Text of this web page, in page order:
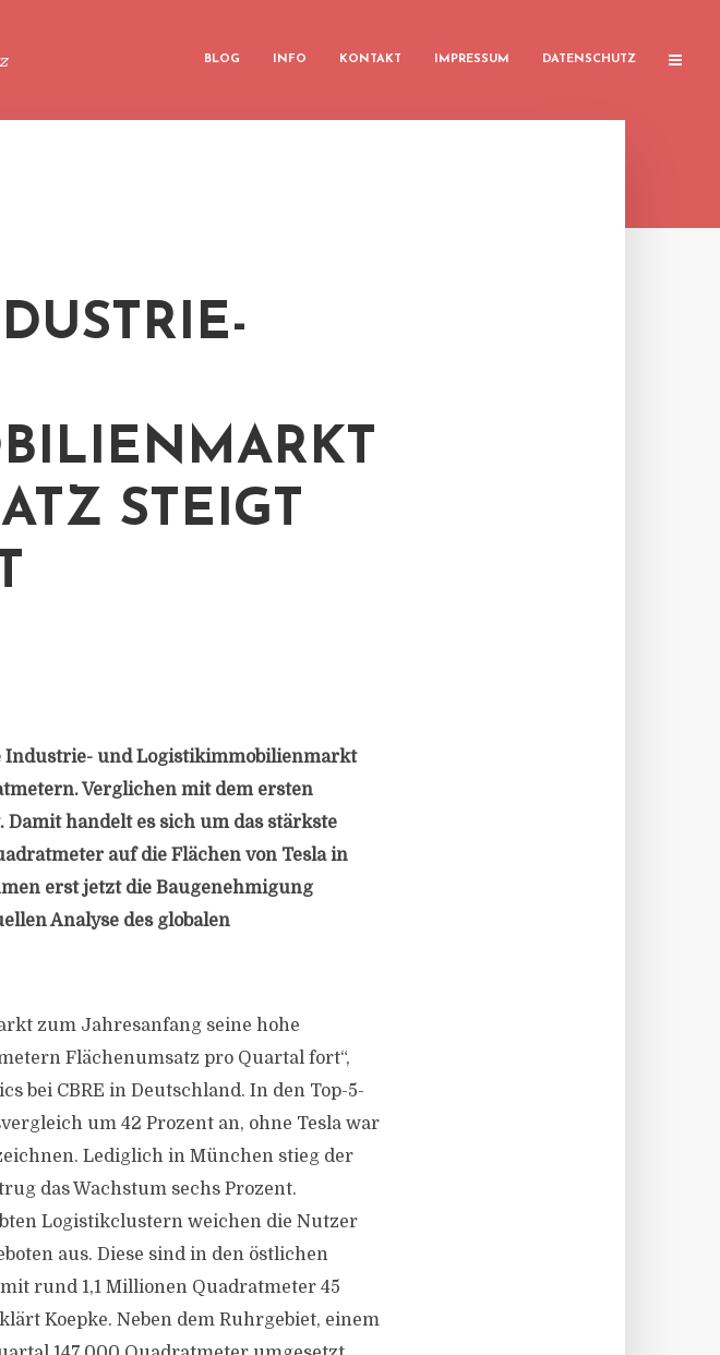
BLOG INFO KONTAKT IMPRESSUM DATENSCHUTZ
STEIGT
Industrie- und Logistikimmobilienmarkt
Verglichen mit dem ersten
Damit handelt es sich um das stärkste
auf die Flächen von Tesla in
erst jetzt die Baugenehmigung
Analyse des globalen
zum Jahresanfang seine hohe
Flächenumsatz pro Quartal fort“,
bei CBRE in Deutschland. In den Top-5-
um 42 Prozent an, ohne Tesla war
Lediglich in München stieg der
das Wachstum sechs Prozent.
Logistikclustern weichen die Nutzer
aus. Diese sind in den östlichen
rund 1,1 Millionen Quadratmeter 45
Koepke. Neben dem Ruhrgebiet, einem